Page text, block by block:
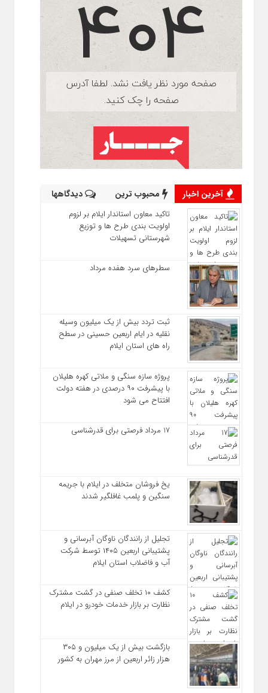
آخرین اخبار محبوب ترین دیدگاهها
تاکید معاون استاندار ایلام بر لزوم
اولویت‌ بندی طرح‌ ها و توزیع
شهرستانی تسهیلات
سطرهای سرد هفده مرداد
ثبت تردد بیش از یک میلیون وسیله
نقلیه در ایام اربعین حسینی در سطح
راه‌ های استان ایلام
پروژه سازه سنگی و ملاتی کهره هلیلان
با پیشرفت ۹۰ درصدی در هفته دولت
افتتاح می شود
17 مرداد فرصتی برای قدرشناسی
یخ‌ فروشان متخلف در ایلام با جریمه
سنگین و پلمب غافلگیر شدند
تجلیل از رانندگان ناوگان آبرسانی و
پشتیبانی اربعین ۱۴۰۵ توسط شرکت
آب و فاضلاب استان ایلام
کشف ۱۰ تخلف صنفی در گشت مشترک
نظارت بر بازار خدمات خودرو در ایلام
بازگشت بیش از یک میلیون و ۳۰۵
هزار زائر اربعین از مرز مهران به کشور